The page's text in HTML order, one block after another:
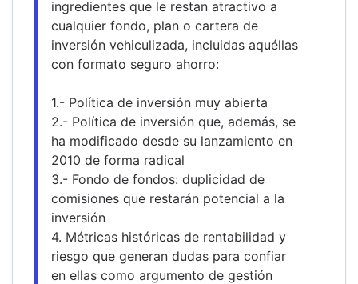
ingredientes que le restan atractivo a
cualquier fondo, plan o cartera de
inversión vehiculizada, incluidas aquéllas
con formato seguro ahorro:
1.- Política de inversión muy abierta
2.- Política de inversión que, además, se
ha modificado desde su lanzamiento en
2010 de forma radical
3.- Fondo de fondos: duplicidad de
comisiones que restarán potencial a la
inversión
4. Métricas históricas de rentabilidad y
riesgo que generan dudas para confiar
en ellas como argumento de gestión